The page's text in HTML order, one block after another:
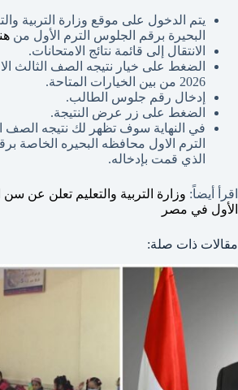
يتم الدخول على موقع وزارة التربية
البحيرة برقم الجلوس الترم الأول من
الانتقال إلى قائمة نتائج الامتحانات.
الضغط على خيار نتيجه الصف الثالث
2026 من بين الخيارات المتاحة.
إدخال رقم جلوس الطالب.
الضغط على زر عرض النتيجة.
في النهاية سوف تظهر لك نتيجه الصف
الترم الاول محافظه البحيره الخاصة
الذي قمت بإدخاله.
اقرأ أيضاً: وزارة التربية والتعليم تعلن عن
الأول في مصر
مقالات ذات صلة: